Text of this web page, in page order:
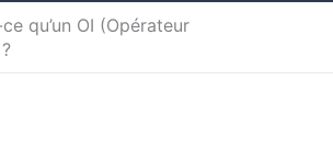
ce qu’un OI (Opérateur